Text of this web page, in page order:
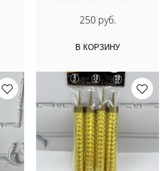
250 руб.
В КОРЗИНУ